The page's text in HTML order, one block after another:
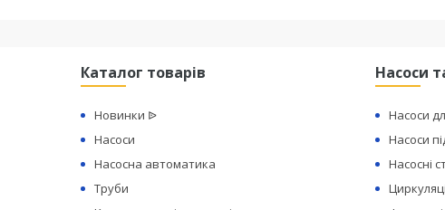
Каталог товарів
Новинки ᐉ
Насоси
Насосна автоматика
Труби
Насоси
Насоси
Насоси
Насосні